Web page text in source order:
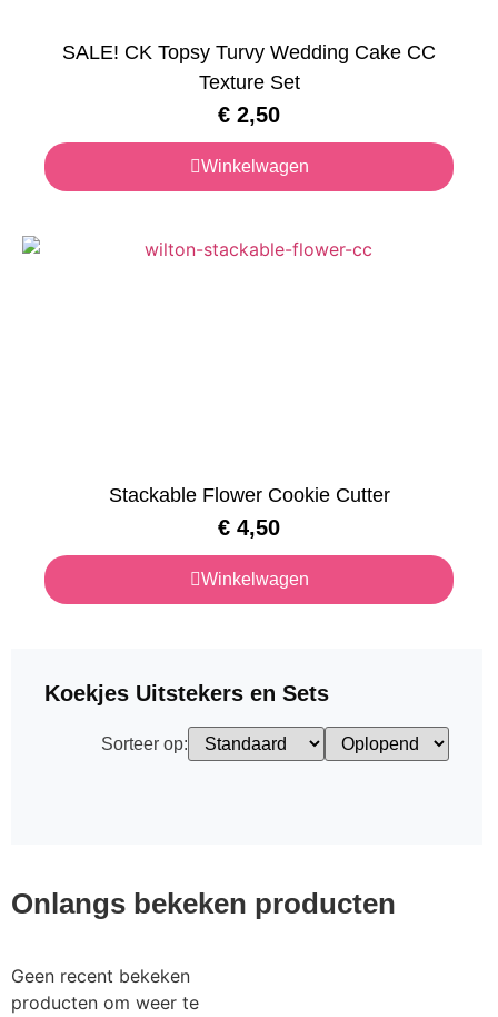
SALE! CK Topsy Turvy Wedding Cake CC
Texture Set
€ 2,50
Winkelwagen
Stackable Flower Cookie Cutter
€ 4,50
Winkelwagen
Koekjes Uitstekers en Sets
Sorteer op:
Onlangs bekeken producten
Geen recent bekeken
producten om weer te